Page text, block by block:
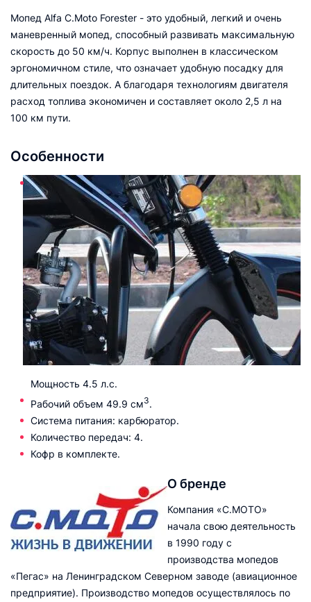
Мопед Alfa C.Moto Forester - это удобный, легкий и очень
маневренный мопед, способный развивать максимальную
скорость до 50 км/ч. Корпус выполнен в классическом
эргономичном стиле, что означает удобную посадку для
длительных поездок. А благодаря технологиям двигателя
расход топлива экономичен и составляет около 2,5 л на
100 км пути.
Особенности
Мощность 4.5 л.с.
Рабочий объем 49.9 см3.
Система питания: карбюратор.
Количество передач: 4.
Кофр в комплекте.
О бренде
Компания «С.МОТО»
начала свою деятельность
в 1990 году с
производства мопедов
«Пегас» на Ленинградском Северном заводе (авиационное
предприятие). Производство мопедов осуществлялось по